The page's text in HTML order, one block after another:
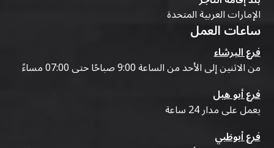
الإمارات العربية المتحدة
ساعات العمل
فرع البرشاء
من الاثنين إلى الأحد من الساعة 9:00 صباحًا حتى 07:00 مساءً
فرع أبو هيل
يعمل على مدار 24 ساعة
فرع أبوظبي